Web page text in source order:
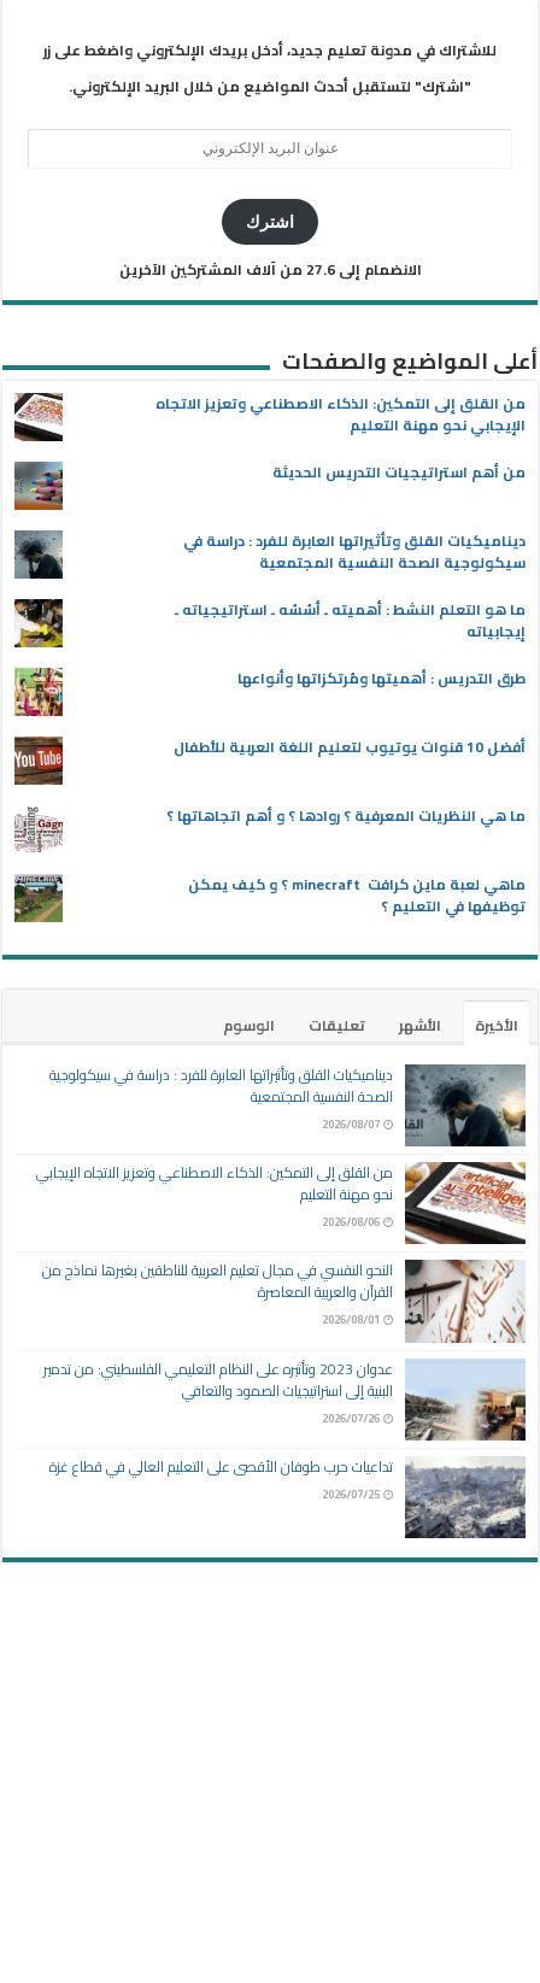
للاشتراك في مدونة تعليم جديد، أدخل بريدك الإلكتروني واضغط على زر
"اشترك" لتستقبل أحدث المواضيع من خلال البريد الإلكتروني.
اشترك
الانضمام إلى 27.6 من آلاف المشتركين الآخرين
أعلى المواضيع والصفحات
من القلق إلى التمكين: الذكاء الاصطناعي وتعزيز الاتجاه
الإيجابي نحو مهنة التعليم
من أهم استراتيجيات التدريس الحديثة
ديناميكيات القلق وتأثيراتها العابرة للفرد : دراسة في
سيكولوجية الصحة النفسية المجتمعية
ما هو التعلم النشط : أهميته ـ أسُسُه ـ استراتيجياته ـ
إيجابياته
طرق التدريس : أهميتها ومُرتكزاتها وأنواعها
أفضل 10 قنوات يوتيوب لتعليم اللغة العربية للأطفال
ما هي النظريات المعرفية ؟ روادها ؟ و أهم اتجاهاتها ؟
ماهي لعبة ماين كرافت minecraft ؟ و كيف يمكن
توظيفها في التعليم ؟
الأخيرة الأشهر تعليقات
الوسوم
ديناميكيات القلق وتأثيراتها العابرة للفرد : دراسة في سيكولوجية
الصحة النفسية المجتمعية
2026/08/07
من القلق إلى التمكين: الذكاء الاصطناعي وتعزيز الاتجاه الإيجابي
نحو مهنة التعليم
2026/08/06
النحو النفسي في مجال تعليم العربية للناطقين بغيرها نماذج من
القرآن والعربية المعاصرة
2026/08/01
عدوان 2023 وتأثيره على النظام التعليمي الفلسطيني: من تدمير
البنية إلى استراتيجيات الصمود والتعافي
2026/07/26
تداعيات حرب طوفان الأقصى على التعليم العالي في قطاع غزة
2026/07/25